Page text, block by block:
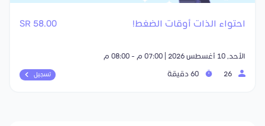
احتواء الذات أوقات الضغط! 58.00 SR
الأحد, 10 أغسطس 2026 | 07:00 م - 08:00 م
تسجيل